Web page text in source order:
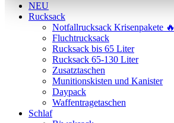
NEU
Rucksack
Notfallrucksack Krisenpakete 🔥
Fluchtrucksack
Rucksack bis 65 Liter
Rucksack 65-130 Liter
Zusatztaschen
Munitionskisten und Kanister
Daypack
Waffentragetaschen
Schlaf